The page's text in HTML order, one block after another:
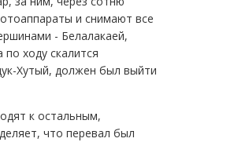
и снимают все
- Белалакаей,
ходу скалится
Хутый, должен был выйти
к остальным,
что перевал был